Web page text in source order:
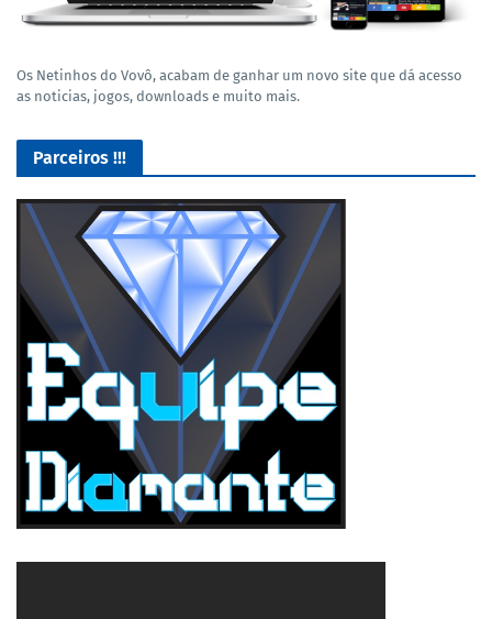
Os Netinhos do Vovô, acabam de ganhar um novo site que dá acesso
as noticias, jogos, downloads e muito mais.
Parceiros !!!
O Melhor lugar para adquirir seus mods para o Euro Truck